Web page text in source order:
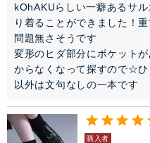
kOhAKUらしい一癖あるサ
り着ることができました！
問題無さそうです
変形のヒダ部分にポケット
からなくなって探すので☆
以外は文句なしの一本です
購入者